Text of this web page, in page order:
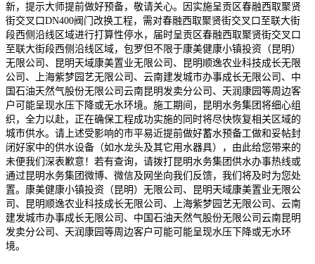
新，提示大师提前做好预备，敬请关心。因实施呈贡区春融西取聚贤
街交叉口DN400阀门改换工程，需对春融西取聚贤街交叉口至联大街
段西侧沿线区域进行打算性停水，届时呈贡区春融西取聚贤街交叉口
至联大街段西侧沿线区域，包罗但不限于康美健康小镇投资（昆明）
无限公司、昆明天域康美置业无限公司、昆明顺逸农业科技成长无限
公司、上海紫梦园艺无限公司、云南建发城市办事成长无限公司、中
国石油天然气股份无限公司云南昆明发卖分公司、天润康园等周边客
户可能呈现水压下降或无水环境。施工期间，昆明水务集团将细心组
织，全力以赴，正在确保工程成功实施的同时将尽快恢复相关区域的
城市供水。请上述受影响的市平易近提前做好蓄水预备工做和妥帖封
闭好家中的供水设备（如水龙头及其它用水器具），由此给您带来的
未便我们深表歉意！若有查询，请拨打昆明水务集团供水办事热线或
通过昆明水务集团微博、微信及网坐向我们反馈，我们将及时为您处
置。康美健康小镇投资（昆明）无限公司、昆明天域康美置业无限公
司、昆明顺逸农业科技成长无限公司、上海紫梦园艺无限公司、云南
建发城市办事成长无限公司、中国石油天然气股份无限公司云南昆明
发卖分公司、天润康园等周边客户可能可能呈现水压下降或无水环
境。